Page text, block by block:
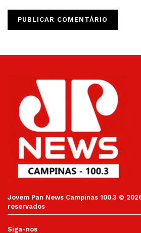
Jovem Pan News Campinas 100.3 ©
reservados
Siga-nos